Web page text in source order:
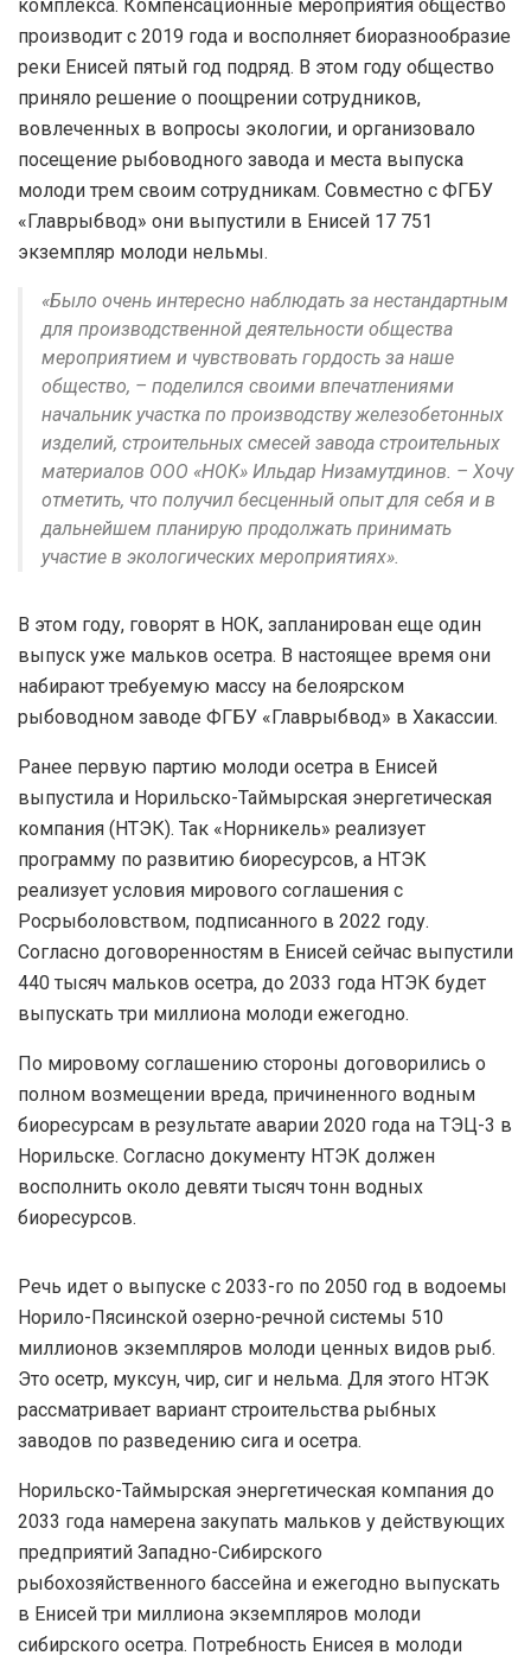
комплекса. Компенсационные мероприятия общество
производит с 2019 года и восполняет биоразнообразие
реки Енисей пятый год подряд. В этом году общество
приняло решение о поощрении сотрудников,
вовлеченных в вопросы экологии, и организовало
посещение рыбоводного завода и места выпуска
молоди трем своим сотрудникам. Совместно с ФГБУ
«Главрыбвод» они выпустили в Енисей 17 751
экземпляр молоди нельмы.
«Было очень интересно наблюдать за нестандартным
для производственной деятельности общества
мероприятием и чувствовать гордость за наше
общество, – поделился своими впечатлениями
начальник участка по производству железобетонных
изделий, строительных смесей завода строительных
материалов ООО «НОК» Ильдар Низамутдинов. – Хочу
отметить, что получил бесценный опыт для себя и в
дальнейшем планирую продолжать принимать
участие в экологических мероприятиях».
В этом году, говорят в НОК, запланирован еще один
выпуск уже мальков осетра. В настоящее время они
набирают требуемую массу на белоярском
рыбоводном заводе ФГБУ «Главрыбвод» в Хакассии.
Ранее первую партию молоди осетра в Енисей
выпустила и Норильско-Таймырская энергетическая
компания (НТЭК). Так «Норникель» реализует
программу по развитию биоресурсов, а НТЭК
реализует условия мирового соглашения с
Росрыболовством, подписанного в 2022 году.
Согласно договоренностям в Енисей сейчас выпустили
440 тысяч мальков осетра, до 2033 года НТЭК будет
выпускать три миллиона молоди ежегодно.
По мировому соглашению стороны договорились о
полном возмещении вреда, причиненного водным
биоресурсам в результате аварии 2020 года на ТЭЦ-3 в
Норильске. Согласно документу НТЭК должен
восполнить около девяти тысяч тонн водных
биоресурсов.
Речь идет о выпуске с 2033-го по 2050 год в водоемы
Норило-Пясинской озерно-речной системы 510
миллионов экземпляров молоди ценных видов рыб.
Это осетр, муксун, чир, сиг и нельма. Для этого НТЭК
рассматривает вариант строительства рыбных
заводов по разведению сига и осетра.
Норильско-Таймырская энергетическая компания до
2033 года намерена закупать мальков у действующих
предприятий Западно-Сибирского
рыбохозяйственного бассейна и ежегодно выпускать
в Енисей три миллиона экземпляров молоди
сибирского осетра. Потребность Енисея в молоди